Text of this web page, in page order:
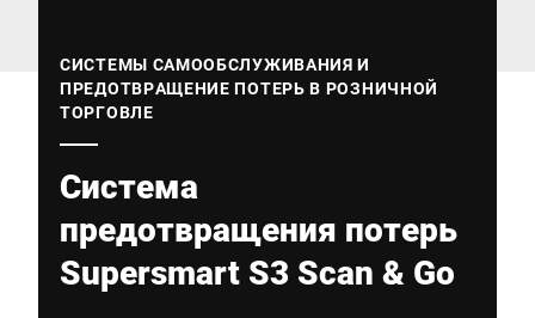
СИСТЕМЫ САМООБСЛУЖИВАНИЯ И
ПРЕДОТВРАЩЕНИЕ ПОТЕРЬ В РОЗНИЧНОЙ
ТОРГОВЛЕ
Система
предотвращения потерь
Supersmart S3 Scan & Go